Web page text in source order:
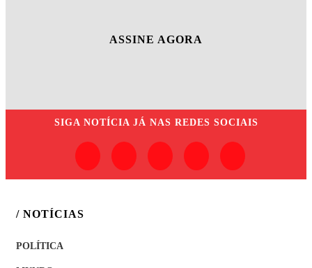
ASSINE AGORA
SIGA NOTÍCIA JÁ NAS REDES SOCIAIS
/ NOTÍCIAS
POLÍTICA